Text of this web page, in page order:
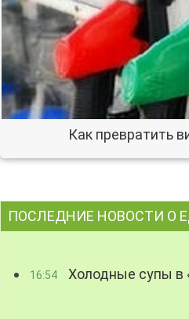
Как превратить
ПОСЛЕДНИЕ НОВОСТИ О
16:54 Холодные супы в